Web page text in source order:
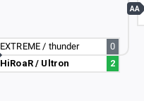
EXTREME / thunder
0
HiRoaR / Ultron
2
AA